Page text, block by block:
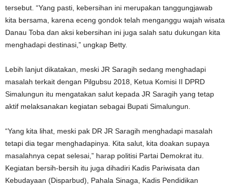
tersebut. “Yang pasti, kebersihan ini merupakan tanggungjawab
kita bersama, karena eceng gondok telah menganggu wajah wisata
Danau Toba dan aksi kebersihan ini juga salah satu dukungan kita
menghadapi destinasi,” ungkap Betty.
Lebih lanjut dikatakan, meski JR Saragih sedang menghadapi
masalah terkait dengan Pilgubsu 2018, Ketua Komisi II DPRD
Simalungun itu mengatakan salut kepada JR Saragih yang tetap
aktif melaksanakan kegiatan sebagai Bupati Simalungun.
“Yang kita lihat, meski pak DR JR Saragih menghadapi masalah
tetapi dia tegar menghadapinya. Kita salut, kita doakan supaya
masalahnya cepat selesai,” harap politisi Partai Demokrat itu.
Kegiatan bersih-bersih itu juga dihadiri Kadis Pariwisata dan
Kebudayaan (Disparbud), Pahala Sinaga, Kadis Pendidikan